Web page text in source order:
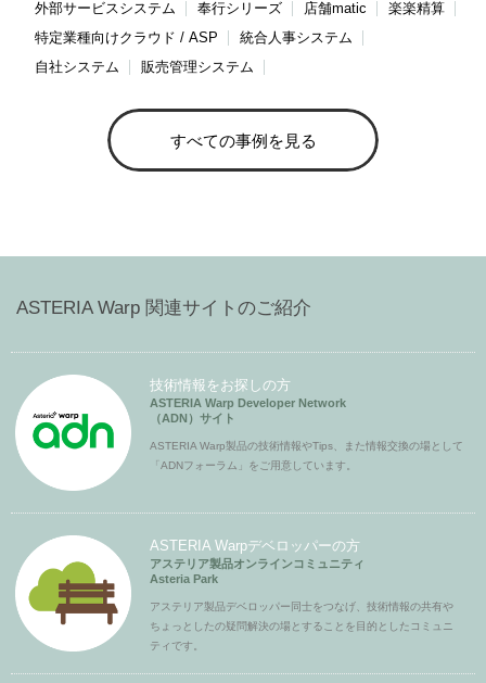
外部サービスシステム
奉行シリーズ 店舗matic
楽楽精算
特定業種向けクラウド / ASP
統合人事システム
自社システム
販売管理システム
すべての事例を見る
ASTERIA Warp 関連サイトのご紹介
技術情報をお探しの方
ASTERIA Warp Developer Network
（ADN）サイト
ASTERIA Warp製品の技術情報やTips、また情報交換の場として
「ADNフォーラム」をご用意しています。
ASTERIA Warpデベロッパーの方
アステリア製品オンラインコミュニティ
Asteria Park
アステリア製品デベロッパー同士をつなげ、技術情報の共有や
ちょっとしたの疑問解決の場とすることを目的としたコミュニ
ティです。